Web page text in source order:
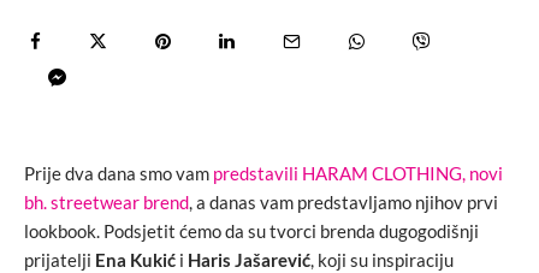
Prije dva dana smo vam predstavili HARAM CLOTHING, novi
bh. streetwear brend, a danas vam predstavljamo njihov prvi
lookbook. Podsjetit ćemo da su tvorci brenda dugogodišnji
prijatelji Ena Kukić i Haris Jašarević, koji su inspiraciju